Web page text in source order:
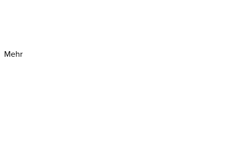
Mehr